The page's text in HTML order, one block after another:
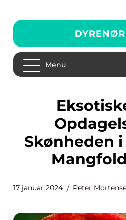
Menu
Eksotiske Dyr:
Skønheden
17 januar 2024 Peter